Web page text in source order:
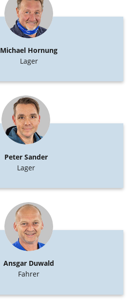
Michael Hornung
Lager
Peter Sander
Lager
Ansgar Duwald
Fahrer